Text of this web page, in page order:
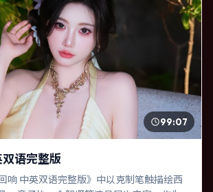
99:07
语完整版
响 中英双语完整版》中以克制笔触描绘西